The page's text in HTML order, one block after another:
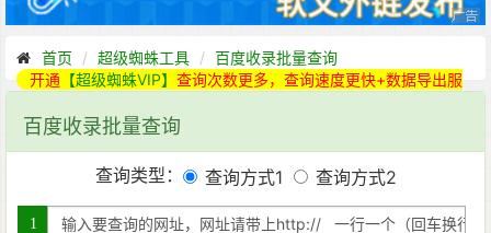
首页 超级蜘蛛工具
百度收录批量查询
开通 【超级蜘蛛VIP】 查询次数更多，查询速度更快+数据导出服
百度收录批量查询
查询类型： 查询方式1 查询方式2
1